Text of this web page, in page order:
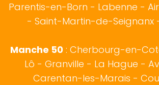
Parentis-en-Born - Labenne -
- Saint-Martin-de-Seignanx
Manche 50 : Cherbourg-en-
Lô - Granville - La Hague -
Carentan-les-Marais -